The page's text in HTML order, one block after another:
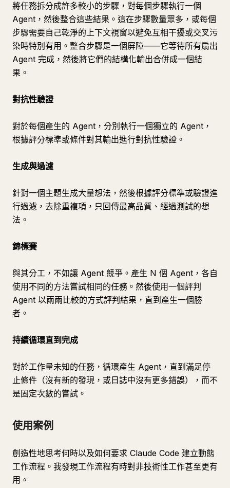
將任務拆分成許多較小的步驟，對每個步驟執行一個
Agent，然後整合這些結果。這在步驟數量眾多，或每個
步驟需要自己乾淨的上下文視窗以避免互相干擾或交叉污
染時特別有用。整合步驟是一個屏障——它等待所有扇出
Agent 完成，然後將它們的結構化輸出合併成一個結
果。
對抗性驗證
對於每個產生的 Agent，分別執行一個獨立的 Agent，
根據評分標準或條件對其輸出進行對抗性驗證。
生成與過濾
針對一個主題生成大量想法，然後根據評分標準或驗證進
行過濾，去除重複項，只回傳最高品質、經過測試的想
法。
錦標賽
與其分工，不如讓 Agent 競爭。產生 N 個 Agent，各自
使用不同的方法嘗試相同的任務。然後使用一個評判
Agent 以兩兩比較的方式評判結果，直到產生一個勝
者。
持續循環直到完成
對於工作量未知的任務，循環產生 Agent，直到滿足停
止條件（沒有新的發現，或日誌中沒有更多錯誤），而不
是固定次數的嘗試。
使用案例
創造性地思考何時以及如何要求 Claude Code 建立動態
工作流程。我發現工作流程有時對非技術性工作甚至更有
用。